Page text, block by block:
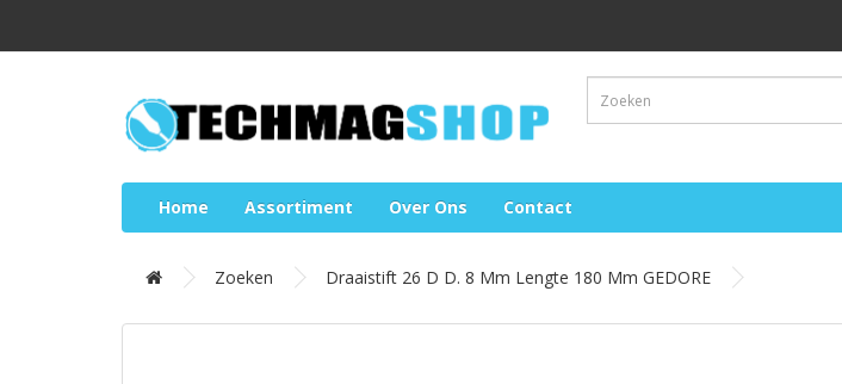
Home Assortiment Over Ons Contact
Zoeken Draaistift 26 D D. 8 Mm Lengte 180 Mm GEDORE